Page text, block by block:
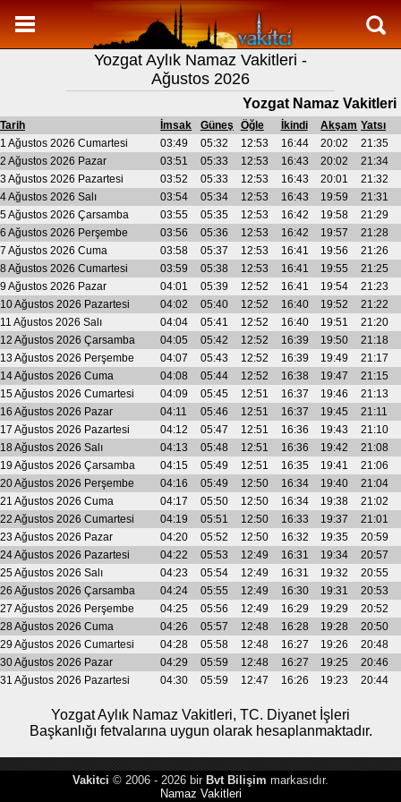
Namaz Vakitleri
Yozgat Aylık Namaz Vakitleri
Yozgat Ramazan imsakiyesi
Namaz Nasıl Kılınır?
Bilgi
İletişim
Yozgat Aylık Namaz Vakitleri -
Ağustos 2026
Yozgat Namaz Vakitleri
Tarih İmsak Güneş Öğle İkindi Akşam Yatsı
1 Ağustos 2026 Cumartesi
03:49 05:32 12:53 16:44 20:02
21:35
2 Ağustos 2026 Pazar
03:51 05:33 12:53 16:43 20:02
21:34
3 Ağustos 2026 Pazartesi
03:52 05:33 12:53 16:43 20:01
21:32
4 Ağustos 2026 Salı
03:54 05:34 12:53 16:43 19:59
21:31
5 Ağustos 2026 Çarsamba
03:55 05:35 12:53 16:42 19:58
21:29
6 Ağustos 2026 Perşembe
03:56 05:36 12:53 16:42 19:57
21:28
7 Ağustos 2026 Cuma
03:58 05:37 12:53 16:41 19:56
21:26
8 Ağustos 2026 Cumartesi
03:59 05:38 12:53 16:41 19:55
21:25
9 Ağustos 2026 Pazar
04:01 05:39 12:52 16:41 19:54
21:23
10 Ağustos 2026 Pazartesi
04:02 05:40 12:52 16:40 19:52
21:22
11 Ağustos 2026 Salı
04:04 05:41 12:52 16:40 19:51
21:20
12 Ağustos 2026 Çarsamba
04:05 05:42 12:52 16:39 19:50
21:18
13 Ağustos 2026 Perşembe
04:07 05:43 12:52 16:39 19:49
21:17
14 Ağustos 2026 Cuma
04:08 05:44 12:52 16:38 19:47
21:15
15 Ağustos 2026 Cumartesi
04:09 05:45 12:51 16:37 19:46
21:13
16 Ağustos 2026 Pazar
04:11 05:46 12:51 16:37 19:45
21:11
17 Ağustos 2026 Pazartesi
04:12 05:47 12:51 16:36 19:43
21:10
18 Ağustos 2026 Salı
04:13 05:48 12:51 16:36 19:42
21:08
19 Ağustos 2026 Çarsamba
04:15 05:49 12:51 16:35 19:41
21:06
20 Ağustos 2026 Perşembe
04:16 05:49 12:50 16:34 19:40
21:04
21 Ağustos 2026 Cuma
04:17 05:50 12:50 16:34 19:38
21:02
22 Ağustos 2026 Cumartesi
04:19 05:51 12:50 16:33 19:37
21:01
23 Ağustos 2026 Pazar
04:20 05:52 12:50 16:32 19:35
20:59
24 Ağustos 2026 Pazartesi
04:22 05:53 12:49 16:31 19:34
20:57
25 Ağustos 2026 Salı
04:23 05:54 12:49 16:31 19:32
20:55
26 Ağustos 2026 Çarsamba
04:24 05:55 12:49 16:30 19:31
20:53
27 Ağustos 2026 Perşembe
04:25 05:56 12:49 16:29 19:29
20:52
28 Ağustos 2026 Cuma
04:26 05:57 12:48 16:28 19:28
20:50
29 Ağustos 2026 Cumartesi
04:28 05:58 12:48 16:27 19:26
20:48
30 Ağustos 2026 Pazar
04:29 05:59 12:48 16:27 19:25
20:46
31 Ağustos 2026 Pazartesi
04:30 05:59 12:47 16:26 19:23 20:44
Yozgat Aylık Namaz Vakitleri, TC. Diyanet İşleri
Başkanlığı fetvalarına uygun olarak hesaplanmaktadır.
Vakitci © 2006 - 2026 bir Bvt Bilişim markasıdır.
Namaz Vakitleri